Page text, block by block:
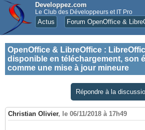
Developpez.com
Le Club des Développeurs et IT Pro
Actus Forum OpenOffice &
OpenOffice & LibreOffice :
disponible en téléchargement, son
comme une mise à jour mineure
Répondre à la
Christian Olivier, le 06/11/2018 à 17h49